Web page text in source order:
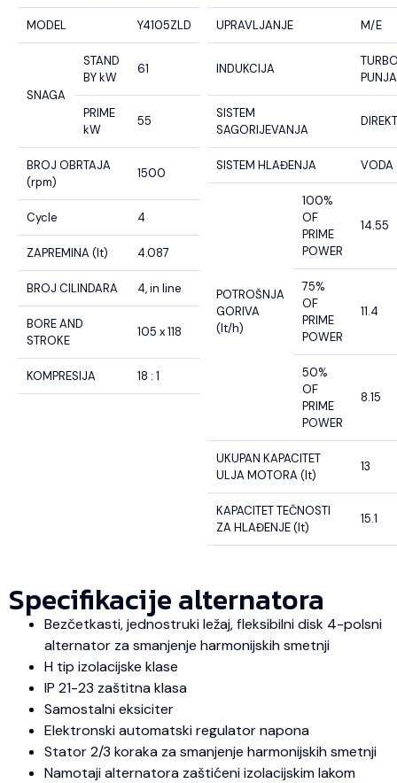
MODEL Y4105ZLD
SNAGA
STAND
BY kW
61
PRIME
kW
55
BROJ OBRTAJA
(rpm)
1500
Cycle 4
ZAPREMINA (lt) 4.087
BROJ CILINDARA 4, in line
BORE AND
STROKE
105 x 118
KOMPRESIJA 18 : 1
UPRAVLJANJE M/E
INDUKCIJA
SISTEM
SAGORIJEVANJA
SISTEM HLAĐENJA VODA
POTROŠNJA
GORIVA
(lt/h)
100%
OF
PRIME
POWER
14.55
75%
OF
PRIME
POWER
11.4
50%
OF
PRIME
POWER
8.15
UKUPAN KAPACITET
ULJA MOTORA (lt)
13
KAPACITET TEČNOSTI
ZA HLAĐENJE (lt)
15.1
Specifikacije alternatora
Bezčetkasti, jednostruki ležaj, fleksibilni disk 4-polsni
alternator za smanjenje harmonijskih smetnji
H tip izolacijske klase
IP 21-23 zaštitna klasa
Samostalni eksiciter
Elektronski automatski regulator napona
Stator 2/3 koraka za smanjenje harmonijskih smetnji
Namotaji alternatora zaštićeni izolacijskim lakom